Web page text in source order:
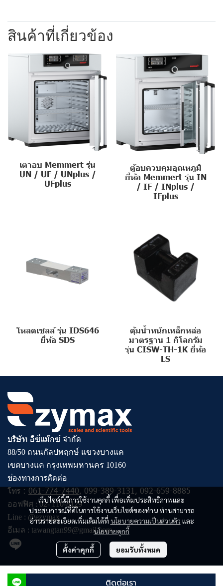
สินค้าที่เกี่ยวข้อง
เตาอบ Memmert รุ่น
UN / UF / UNplus /
UFplus
ตู้อบควบคุมอุณหภูมิ
ยี่ห้อ Memmert รุ่น IN
/ IF / INplus /
IFplus
โหลดเซลล์ รุ่น IDS646
ยี่ห้อ SDS
ตุ้มน้ำหนักเหล็กหล่อ
มาตรฐาน 1 กิโลกรัม
รุ่น CISW-TH-1K ยี่ห้อ
LS
ติดต่อเรา
เว็บไซต์นี้มีการใช้งานคุกกี้ เพื่อเพิ่มประสิทธิภาพและ
ประสบการณ์ที่ดีในการใช้งานเว็บไซต์ของท่าน ท่านสามารถ
อ่านรายละเอียดเพิ่มเติมได้ที่ นโยบายความเป็นส่วนตัว และ
นโยบายคุกกี้
ตั้งค่าคุกกี้ ยอมรับทั้งหมด
บริษัท อีซี่แม๊กซ์ จำกัด
88/50 ถนนกัลปพฤกษ์ แขวงบางแค
เขตบางแค กรุงเทพมหานคร 10160
ช่องทางการติดต่อ
โทร : 061-774-7440, 099-389-3131, 092-659-8885
ออฟฟิศ :02- 110-8129
Line : @ezymax
อีเมล : tawangtan99@gmail.com